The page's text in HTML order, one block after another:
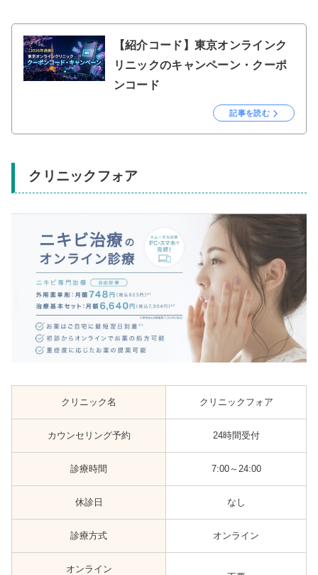
【紹介コード】東京オンラインク
リニックのキャンペーン・クーポ
ンコード
記事を読む
クリニックフォア
クリニック名 クリニックフォア
カウンセリング予約 24時間受付
診療時間 7:00～24:00
休診日 なし
診療方式 オンライン
オンライン